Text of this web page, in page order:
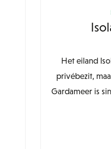
Het eiland
privébezit,
Gardameer is